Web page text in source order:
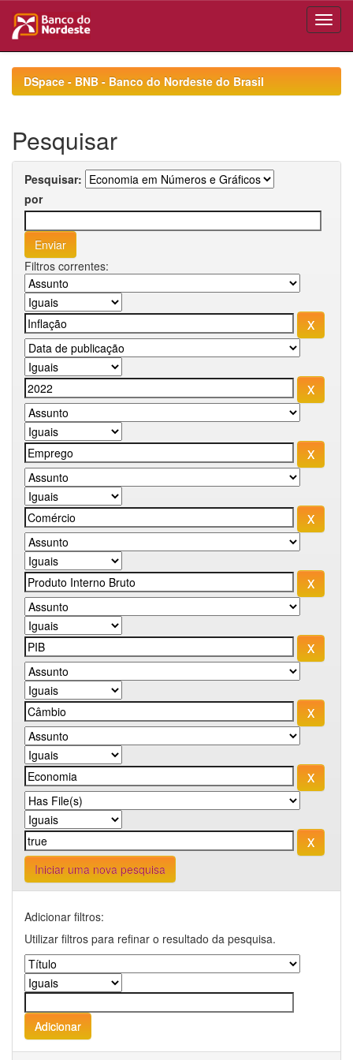
navigationDSpace - BNB - Banco do Nordeste do Brasil
Pesquisar
Pesquisar:
por
Filtros correntes:
Iniciar uma nova pesquisa
Adicionar filtros:
Utilizar filtros para refinar o resultado da pesquisa.